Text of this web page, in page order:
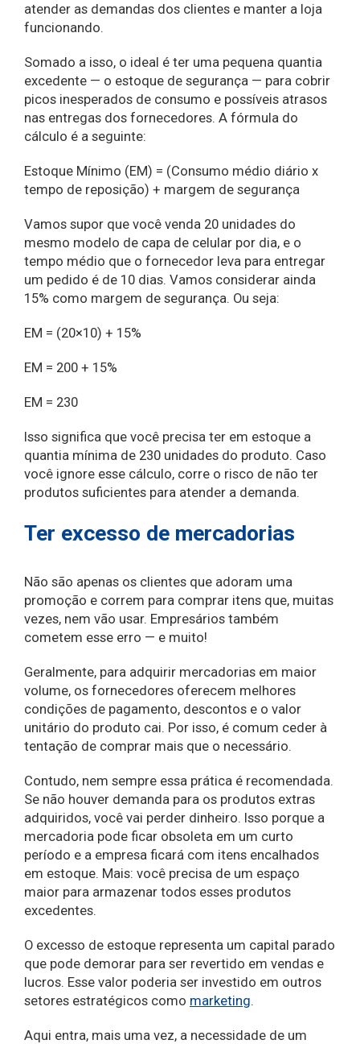
atender as demandas dos clientes e manter a loja
funcionando.
Somado a isso, o ideal é ter uma pequena quantia
excedente — o estoque de segurança — para cobrir
picos inesperados de consumo e possíveis atrasos
nas entregas dos fornecedores. A fórmula do
cálculo é a seguinte:
Estoque Mínimo (EM) = (Consumo médio diário x
tempo de reposição) + margem de segurança
Vamos supor que você venda 20 unidades do
mesmo modelo de capa de celular por dia, e o
tempo médio que o fornecedor leva para entregar
um pedido é de 10 dias. Vamos considerar ainda
15% como margem de segurança. Ou seja:
EM = (20×10) + 15%
EM = 200 + 15%
EM = 230
Isso significa que você precisa ter em estoque a
quantia mínima de 230 unidades do produto. Caso
você ignore esse cálculo, corre o risco de não ter
produtos suficientes para atender a demanda.
Ter excesso de mercadorias
Não são apenas os clientes que adoram uma
promoção e correm para comprar itens que, muitas
vezes, nem vão usar. Empresários também
cometem esse erro — e muito!
Geralmente, para adquirir mercadorias em maior
volume, os fornecedores oferecem melhores
condições de pagamento, descontos e o valor
unitário do produto cai. Por isso, é comum ceder à
tentação de comprar mais que o necessário.
Contudo, nem sempre essa prática é recomendada.
Se não houver demanda para os produtos extras
adquiridos, você vai perder dinheiro. Isso porque a
mercadoria pode ficar obsoleta em um curto
período e a empresa ficará com itens encalhados
em estoque. Mais: você precisa de um espaço
maior para armazenar todos esses produtos
excedentes.
O excesso de estoque representa um capital parado
que pode demorar para ser revertido em vendas e
lucros. Esse valor poderia ser investido em outros
setores estratégicos como marketing.
Aqui entra, mais uma vez, a necessidade de um